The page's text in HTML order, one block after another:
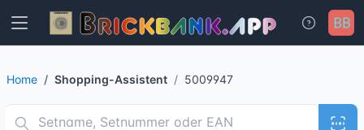
Home Shopping-Assistent 5009947